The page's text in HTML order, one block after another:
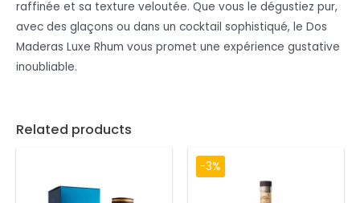
raffinée et sa texture veloutée. Que vous le dégustiez pur,
avec des glaçons ou dans un cocktail sophistiqué, le Dos
Maderas Luxe Rhum vous promet une expérience gustative
inoubliable.
Related products
-3%